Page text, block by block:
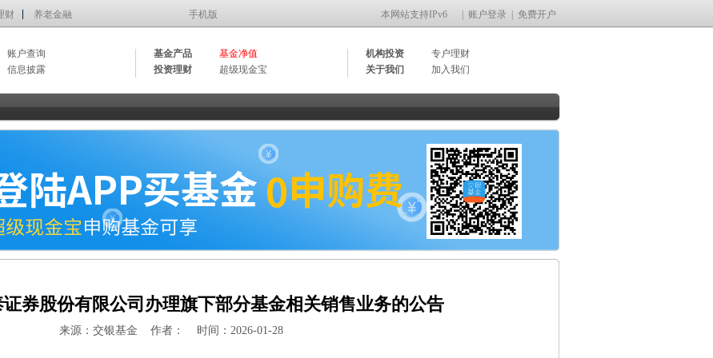
财 养老金融 手机版 本网站支持IPv6 账户登录 免费开户
账户查询
信息披露
基金产品
基金净值
投资理财
超级现金宝
机构投资
专户理财
关于我们
加入我们
券股份有限公司办理旗下部分基金相关销售业务的公告
来源：交银基金 作者： 时间：2026-01-28